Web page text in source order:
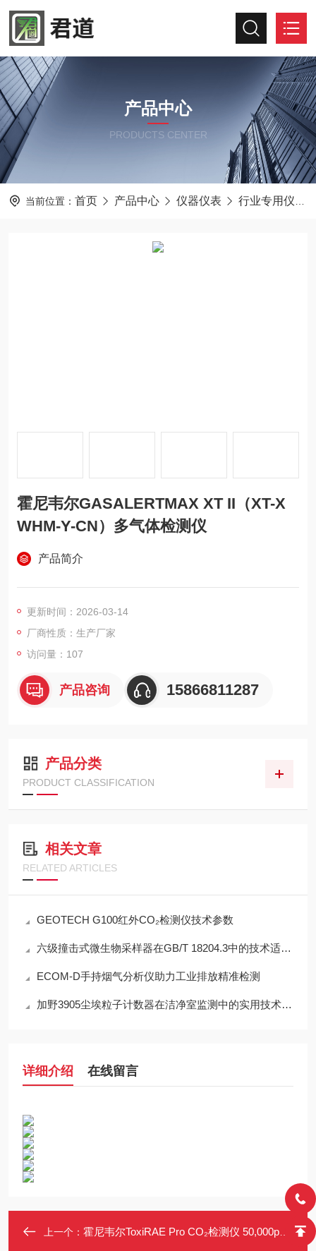
产品中心
PRODUCTS CENTER
当前位置： 首页 产品中心 仪器仪表 行业专用仪器仪表
霍尼韦尔GASALERTMAX XT II（XT-X
WHM-Y-CN）多气体检测仪
产品简介
更新时间：2026-03-14
厂商性质：生产厂家
访问量：107
产品咨询 15866811287
产品分类
PRODUCT CLASSIFICATION
相关文章
RELATED ARTICLES
GEOTECH G100红外CO₂检测仪技术参数
六级撞击式微生物采样器在GB/T 18204.3中的技术适配性分析
ECOM-D手持烟气分析仪助力工业排放精准检测
加野3905尘埃粒子计数器在洁净室监测中的实用技术解析
详细介绍 在线留言
上一个： 霍尼韦尔ToxiRAE Pro CO₂检测仪 50,000ppm 跌倒报警